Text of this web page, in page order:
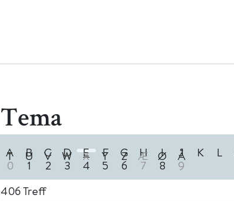
Tema
A B C D E F G H I J K L
T U V W X Y Z Æ Ø Å
0 1 2 3 4 5 6 7 8 9
406 Treff